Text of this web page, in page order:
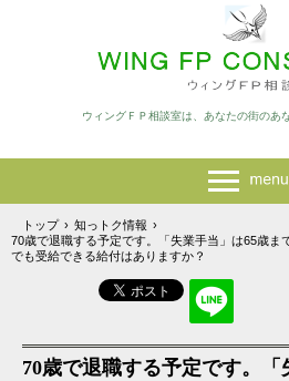
ウィングＦＰ相談室は、あなたの街のあ
トップ › 知っトク情報 ›
70歳で退職する予定です。「失業手当」は65歳ま
でも受給できる給付はありますか？
70歳で退職する予定です。「